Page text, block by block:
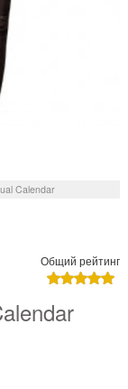
Calendar
Общий рейтинг